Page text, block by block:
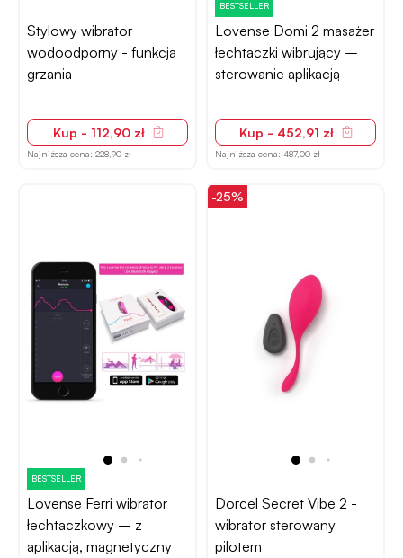
Stylowy wibrator
wodoodporny - funkcja
grzania
Kup - 112,90 zł
Najniższa cena: 228,90 zł
BESTSELLER
Lovense Domi 2 masażer
łechtaczki wibrujący –
sterowanie aplikacją
Kup - 452,91 zł
Najniższa cena: 487,00 zł
BESTSELLER
Lovense Ferri wibrator
łechtaczkowy – z
aplikacją, magnetyczny
-25%
Dorcel Secret Vibe 2 -
wibrator sterowany
pilotem